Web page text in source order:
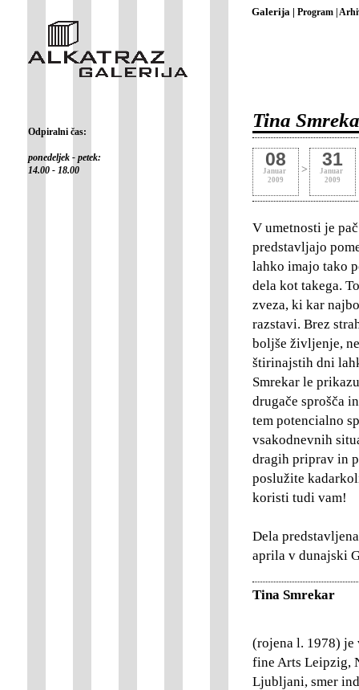
Galerija | Program |
Odpiralni čas:
ponedeljek - petek:
14.00 - 18.00
Tina
08
Januar
2009
> 31
Januar
2009
V umetnosti je
predstavljajo
lahko imajo tako
dela kot takega.
zveza, ki kar
razstavi. Brez
boljše življenje,
štirinajstih dni
Smrekar le
drugače sprošča
tem potencialno
vsakodnevnih
dragih priprav in
poslužite
koristi tudi vam!
Dela
aprila v dunajski
Tina Smrekar
(rojena l. 1978) je
fine Arts Leipzig,
Ljubljani, smer